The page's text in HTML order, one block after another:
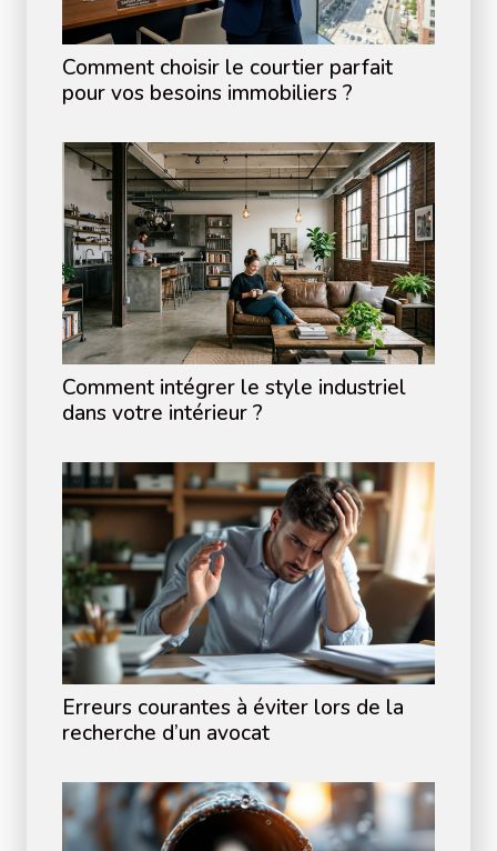
Comment choisir le courtier parfait
pour vos besoins immobiliers ?
Comment intégrer le style industriel
dans votre intérieur ?
Erreurs courantes à éviter lors de la
recherche d’un avocat